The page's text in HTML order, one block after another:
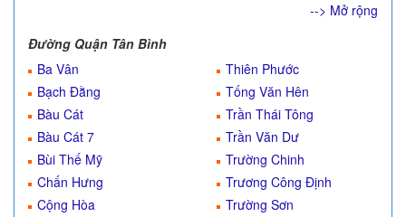
--> Mở rộng
Đường Quận Tân Bình
Ba Vân
Bạch Đằng
Bàu Cát
Bàu Cát 7
Bùi Thế Mỹ
Chấn Hưng
Cộng Hòa
Thiên Phước
Tống Văn Hên
Trần Thái Tông
Trần Văn Dư
Trường Chinh
Trương Công Định
Trường Sơn